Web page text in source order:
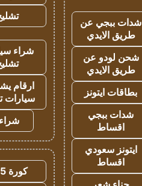
شدات ببجي عن
طريق الايدي
شحن لودو عن
طريق الايدي
بطاقات ايتونز
شدات ببجي
اقساط
ايتونز سعودي
اقساط
شراء
ارقام
سيارات
كورة 365